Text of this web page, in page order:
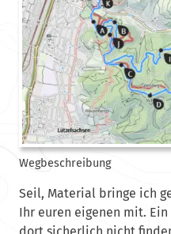
Wegbeschreibung
Seil, Material bringe ich
Ihr euren eigenen mit.